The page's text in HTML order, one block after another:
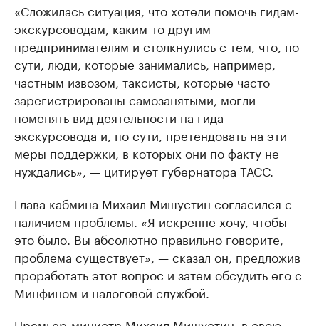
«Сложилась ситуация, что хотели помочь гидам-
экскурсоводам, каким-то другим
предпринимателям и столкнулись с тем, что, по
сути, люди, которые занимались, например,
частным извозом, таксисты, которые часто
зарегистрированы самозанятыми, могли
поменять вид деятельности на гида-
экскурсовода и, по сути, претендовать на эти
меры поддержки, в которых они по факту не
нуждались», — цитирует губернатора ТАСС.
Глава кабмина Михаил Мишустин согласился с
наличием проблемы. «Я искренне хочу, чтобы
это было. Вы абсолютно правильно говорите,
проблема существует», — сказал он, предложив
проработать этот вопрос и затем обсудить его с
Минфином и налоговой службой.